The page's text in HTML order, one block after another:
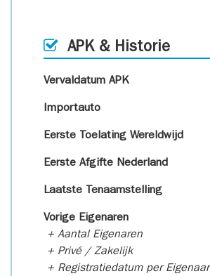
APK & Historie
Vervaldatum APK
Importauto
Eerste Toelating Wereldwijd
Eerste Afgifte Nederland
Laatste Tenaamstelling
Vorige Eigenaren
+ Aantal Eigenaren
+ Privé / Zakelijk
+ Registratiedatum per Eigenaar